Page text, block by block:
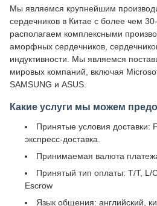
Мы являемся крупнейшим
сердечников в Китае с более чем
располагаем комплексными
аморфных сердечников,
индуктивности. Мы являемся
мировых компаний, включая
SAMSUNG и ASUS.
Какие услуги мы можем
Принятые условия доставки:
экспресс-доставка.
Принимаемая валюта
Принятый тип оплаты: T/T, L/
Escrow
Язык общения: английский,